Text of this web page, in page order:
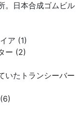
。日本合成ゴムビル
ア (1)
ー (2)
いたトランシーバー